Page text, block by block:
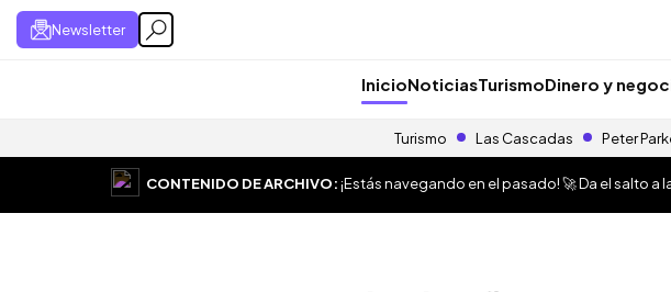
Newsletter
InicioNoticiasTurismoDinero y
Turismo Las Cascadas Peter
CONTENIDO DE ARCHIVO:¡Estás navegando en el pasado! 🚀 Da el salto a